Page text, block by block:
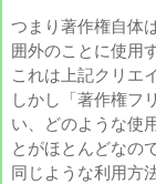
つまり著作権自体
囲外のことに使用
これは上記クリエ
しかし「著作権フ
い、どのような使
とがほとんどなの
同じような利用方